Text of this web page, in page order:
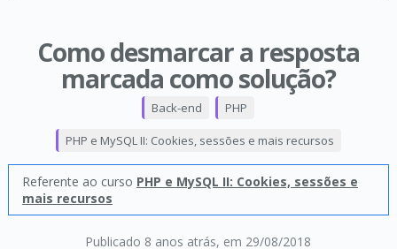
Como desmarcar a resposta
marcada como solução?
Publicado 8 anos atrás, em 29/08/2018
Back-end PHP
PHP e MySQL II: Cookies, sessões e mais recursos
Referente ao curso PHP e MySQL II: Cookies, sessões e
mais recursos